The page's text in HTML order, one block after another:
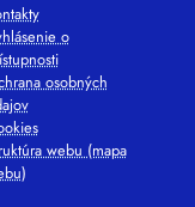
o
osobných
webu (mapa